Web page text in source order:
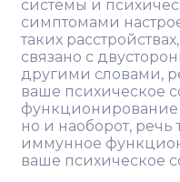
системы и
симптомами
таких
связано с
другими словами,
ваше психическое
но и наоборот, речь
иммунное
ваше психическое